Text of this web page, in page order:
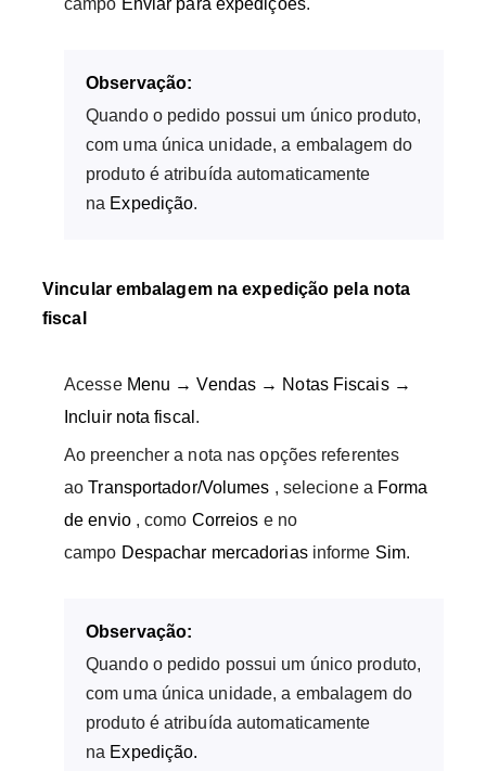
campo Enviar para expedições.
Observação:
Quando o pedido possui um único produto,
com uma única unidade, a embalagem do
produto é atribuída automaticamente
na Expedição.
Vincular embalagem na expedição pela nota
fiscal
Acesse Menu → Vendas → Notas Fiscais →
Incluir nota fiscal .
Ao preencher a nota nas opções referentes
aoTransportador/Volumes , selecione a Forma
de envio, como Correios e no
campo Despachar mercadoriasinforme Sim.
Observação:
Quando o pedido possui um único produto,
com uma única unidade, a embalagem do
produto é atribuída automaticamente
na Expedição.